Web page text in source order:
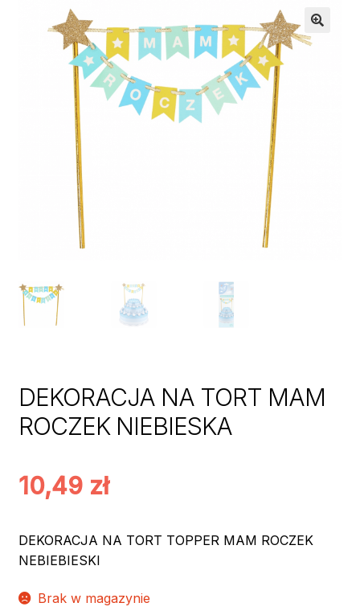
Stroje / Dodatki
Rozwiń
Akcesoria Party
Moje konto
DEKORACJA NA TORT MAM
ROCZEK NIEBIESKA
10,49 zł
DEKORACJA NA TORT TOPPER MAM ROCZEK
NEBIEBIESKI
Brak w magazynie